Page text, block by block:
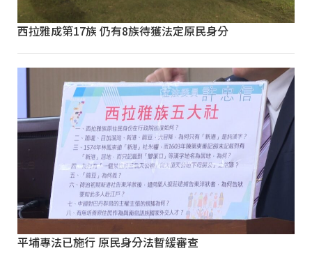
西拉雅成第17族 仍有8族待獲法定原民身分
平埔專法已施行 原民身分法暫緩審查